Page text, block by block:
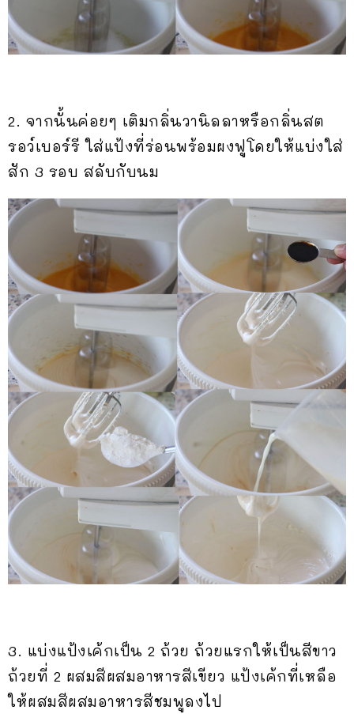
2. จากนั้นค่อยๆ เติมกลิ่นวานิลลาหรือกลิ่นสต
รอว์เบอร์รี ใส่แป้งที่ร่อนพร้อมผงฟูโดยให้แบ่งใส่
สัก 3 รอบ สลับกับนม
3. แบ่งแป้งเค้กเป็น 2 ถ้วย ถ้วยแรกให้เป็นสีขาว
ถ้วยที่ 2 ผสมสีผสมอาหารสีเขียว แป้งเค้กที่เหลือ
ให้ผสมสีผสมอาหารสีชมพูลงไป